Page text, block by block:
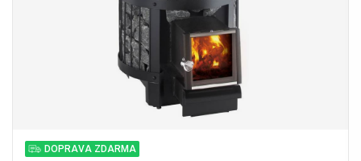
DOPRAVA ZDARMA